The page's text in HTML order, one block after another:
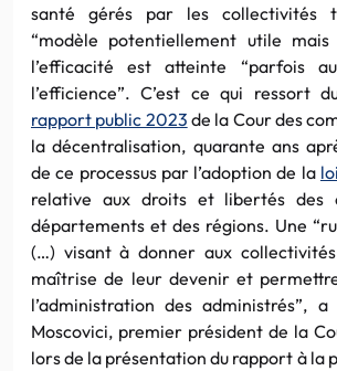
santé gérés par les collectivités
“modèle potentiellement utile
l’efficacité est atteinte “parfois
l’efficience”. C’est ce qui ressort
rapport public 2023 de la Cour des
la décentralisation, quarante ans
de ce processus par l’adoption de la
relative aux droits et libertés des
départements et des régions. Une
(…) visant à donner aux
maîtrise de leur devenir et
l’administration des administrés”,
Moscovici, premier président de la
lors de la présentation du rapport à la